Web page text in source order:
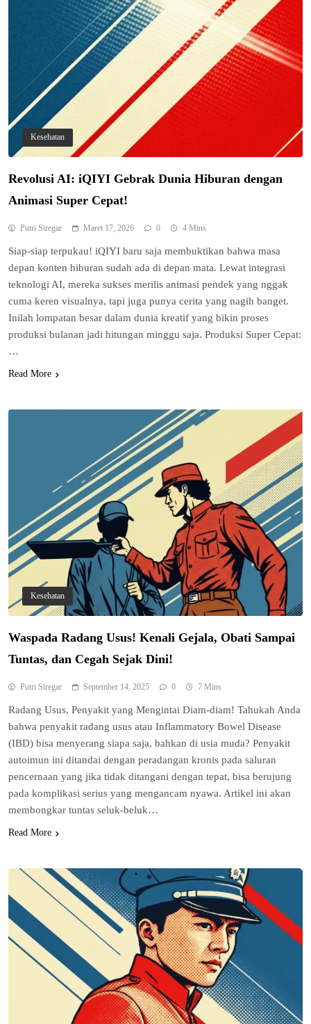
Kesehatan
Revolusi AI: iQIYI Gebrak Dunia Hiburan dengan
Animasi Super Cepat!
Putri Siregar Maret 17, 2026 0 4 Mins
Siap-siap terpukau! iQIYI baru saja membuktikan bahwa masa
depan konten hiburan sudah ada di depan mata. Lewat integrasi
teknologi AI, mereka sukses merilis animasi pendek yang nggak
cuma keren visualnya, tapi juga punya cerita yang nagih banget.
Inilah lompatan besar dalam dunia kreatif yang bikin proses
produksi bulanan jadi hitungan minggu saja. Produksi Super Cepat:
…
Read More
Kesehatan
Waspada Radang Usus! Kenali Gejala, Obati Sampai
Tuntas, dan Cegah Sejak Dini!
Putri Siregar September 14, 2025 0 7 Mins
Radang Usus, Penyakit yang Mengintai Diam-diam! Tahukah Anda
bahwa penyakit radang usus atau Inflammatory Bowel Disease
(IBD) bisa menyerang siapa saja, bahkan di usia muda? Penyakit
autoimun ini ditandai dengan peradangan kronis pada saluran
pencernaan yang jika tidak ditangani dengan tepat, bisa berujung
pada komplikasi serius yang mengancam nyawa. Artikel ini akan
membongkar tuntas seluk-beluk…
Read More